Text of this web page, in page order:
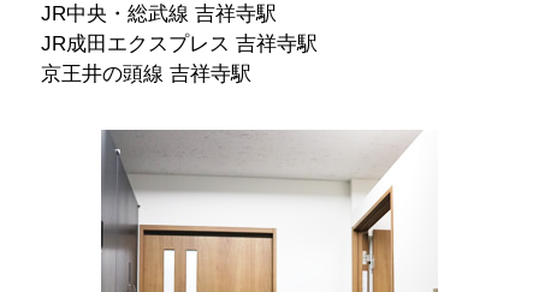
JR中央・総武線 吉祥寺駅
JR成田エクスプレス 吉祥寺駅
京王井の頭線 吉祥寺駅